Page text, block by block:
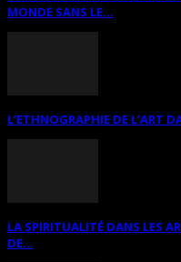
MONDE SANS LE...
L’ETHNOGRAPHIE DE L’ART
LA SPIRITUALITÉ DANS LES
DE...